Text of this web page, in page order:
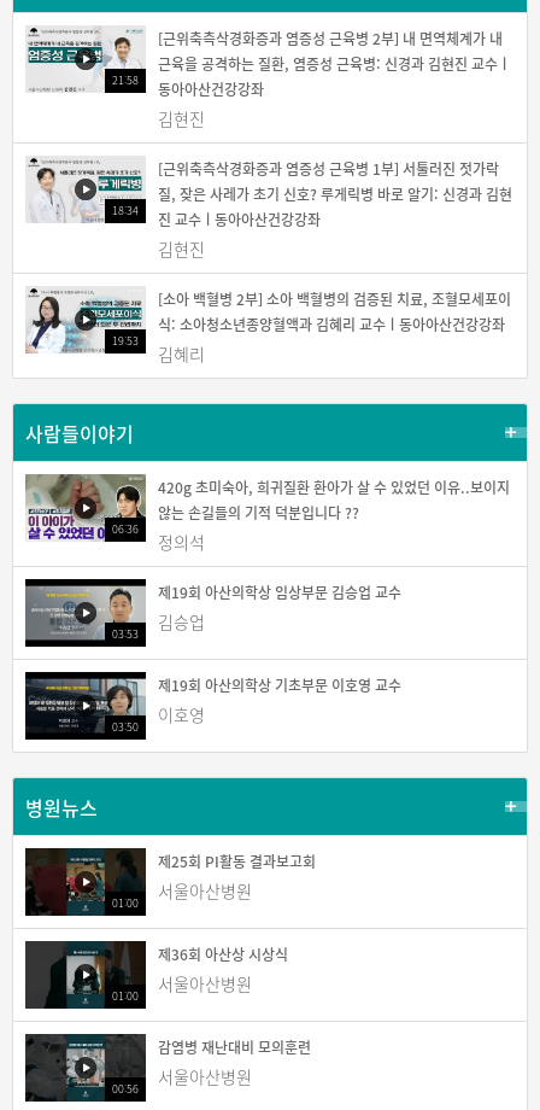
21:58
[근위축측삭경화증과 염증성 근육병 2부] 내 면역체계가 내
근육을 공격하는 질환, 염증성 근육병: 신경과 김현진 교수ㅣ
동아아산건강강좌
김현진
18:34
[근위축측삭경화증과 염증성 근육병 1부] 서툴러진 젓가락
질, 잦은 사레가 초기 신호? 루게릭병 바로 알기: 신경과 김현
진 교수ㅣ동아아산건강강좌
김현진
19:53
[소아 백혈병 2부] 소아 백혈병의 검증된 치료, 조혈모세포이
식: 소아청소년종양혈액과 김혜리 교수ㅣ동아아산건강강좌
김혜리
사람들이야기
06:36
420g 초미숙아, 희귀질환 환아가 살 수 있었던 이유..보이지
않는 손길들의 기적 덕분입니다 ??
정의석
03:53
제19회 아산의학상 임상부문 김승업 교수
김승업
03:50
제19회 아산의학상 기초부문 이호영 교수
이호영
병원뉴스
01:00
제25회 PI활동 결과보고회
서울아산병원
01:00
제36회 아산상 시상식
서울아산병원
00:56
감염병 재난대비 모의훈련
서울아산병원